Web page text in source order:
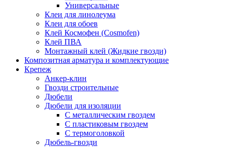
Универсальные
Клеи для линолеума
Клеи для обоев
Клей Космофен (Cosmofen)
Клей ПВА
Монтажный клей (Жидкие гвозди)
Композитная арматура и комплектующие
Крепеж
Анкер-клин
Гвозди строительные
Дюбели
Дюбели для изоляции
С металлическим гвоздем
С пластиковым гвоздем
С термоголовкой
Дюбель-гвозди